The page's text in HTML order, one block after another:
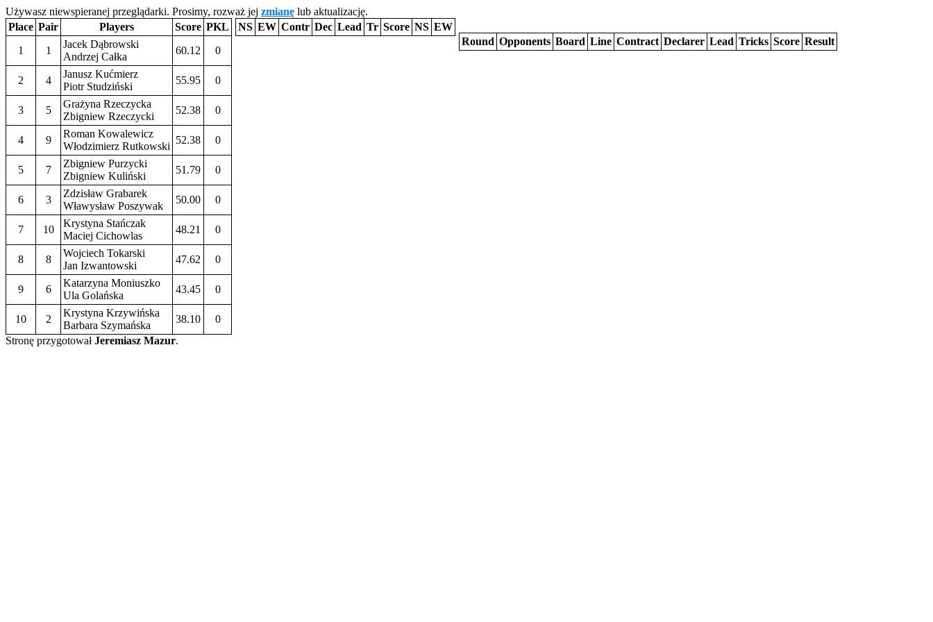
Używasz niewspieranej przeglądarki. Prosimy, rozważ jej zmianę lub aktualizację.
Place Pair Players Score PKL
1
1
Jacek Dąbrowski
Andrzej Całka
60.12 0
2 4
Janusz Kućmierz
Piotr Studziński
55.95 0
3 5
Grażyna Rzeczycka
Zbigniew Rzeczycki
52.38 0
4 9
Roman Kowalewicz
Włodzimierz Rutkowski
52.38 0
5 7
Zbigniew Purzycki
Zbigniew Kuliński
51.79 0
6 3
Zdzisław Grabarek
Wławysław Poszywak
50.00 0
7 10
Krystyna Stańczak
Maciej Cichowlas
48.21 0
8 8
Wojciech Tokarski
Jan Izwantowski
47.62 0
9 6
Katarzyna Moniuszko
Ula Golańska
43.45 0
10 2
Krystyna Krzywińska
Barbara Szymańska
38.10 0
NS EW Contr Dec Lead Tr Score NS EW
Round Opponents Board Line Contract Declarer Lead Tricks Score Result
Stronę przygotowałJeremiasz Mazur.